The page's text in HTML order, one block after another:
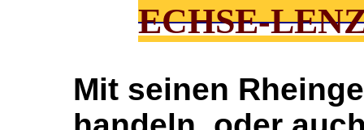
ECHSE-
Mit seinen